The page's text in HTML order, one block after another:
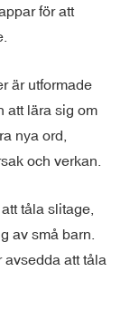
för att
är utformade
att lära sig om
nya ord,
och verkan.
tåla slitage,
av små barn.
att tåla